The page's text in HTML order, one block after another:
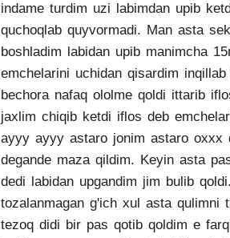
indame turdim uzi labimdan upib
quchoqlab quyvormadi. Man asta
boshladim labidan upib manimcha
emchelarini uchidan qisardim
bechora nafaq ololme qoldi ittarib
jaxlim chiqib ketdi iflos deb
ayyy ayyy astaro jonim astaro oxxx
degande maza qildim. Keyin asta
dedi labidan upgandim jim bulib
tozalanmagan g'ich xul asta qulimni
tezoq didi bir pas qotib qoldim e